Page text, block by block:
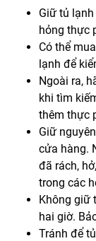
Giữ tủ
hỏng thực
Có thể
lạnh để
Ngoài ra,
khi tìm
thêm thực
Giữ
cửa hàng.
đã rách,
trong các
Không giữ
hai giờ.
Tránh để